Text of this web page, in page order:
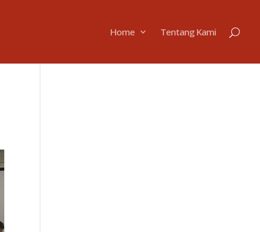
Home Tentang Kami